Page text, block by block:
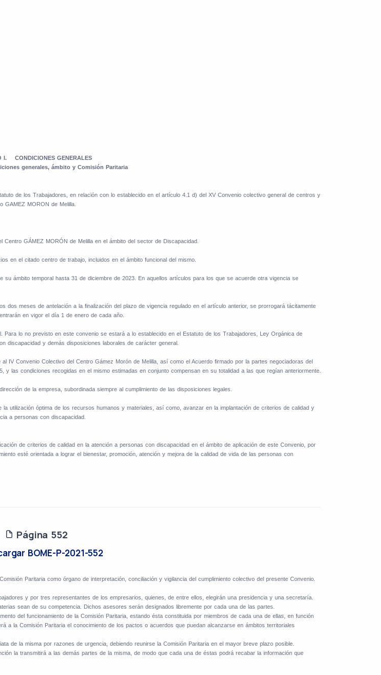
I.
CONDICIONES GENERALES
generales, ámbito y Comisión Paritaria
de los Trabajadores, en relación con lo establecido en el artículo 4.1 d) del XV Convenio colectivo general de centros y
GAMEZ MORON de Melilla.
GÁMEZ MORÓN de Melilla en el ámbito del sector de Discapacidad.
en el citado centro de trabajo, incluidos en el ámbito funcional del mismo.
ámbito temporal hasta 31 de diciembre de 2023. En aquellos artículos para los que se acuerde otra vigencia se
dos meses de antelación a la finalización del plazo de vigencia regulado en el artículo anterior, se prorrogará tácitamente
en vigor el día 1 de enero de cada año.
lo no previsto en este convenio se estará a lo establecido en el Estatuto de los Trabajadores, Ley Orgánica de
discapacidad y demás disposiciones laborales de carácter general.
IV Convenio Colectivo del Centro Gámez Morón de Melilla, así como el Acuerdo firmado por la partes negociadoras del
las condiciones recogidas en el mismo estimadas en conjunto compensan en su totalidad a las que regían anteriormente.
de la empresa, subordinada siempre al cumplimiento de las disposiciones legales.
utilización óptima de los recursos humanos y materiales, así como, avanzar en la implantación de criterios de calidad y
a personas con discapacidad.
de criterios de calidad en la atención a personas con discapacidad en el ámbito de aplicación de este Convenio, por
esté orientada a lograr el bienestar, promoción, atención y mejora de la calidad de vida de las personas con
Página 552
BOME-P-2021-552
Paritaria como órgano de interpretación, conciliación y vigilancia del cumplimiento colectivo del presente Convenio.
y por tres representantes de los empresarios, quienes, de entre ellos, elegirán una presidencia y una secretaría.
sean de su competencia. Dichos asesores serán designados libremente por cada una de las partes.
del funcionamiento de la Comisión Paritaria, estando ésta constituida por miembros de cada una de ellas, en función
a la Comisión Paritaria el conocimiento de los pactos o acuerdos que puedan alcanzarse en ámbitos territoriales
de la misma por razones de urgencia, debiendo reunirse la Comisión Paritaria en el mayor breve plazo posible.
la transmitirá a las demás partes de la misma, de modo que cada una de éstas podrá recabar la información que